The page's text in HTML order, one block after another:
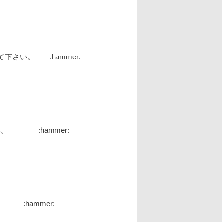
さい。 :hammer:
。 :hammer:
:hammer: